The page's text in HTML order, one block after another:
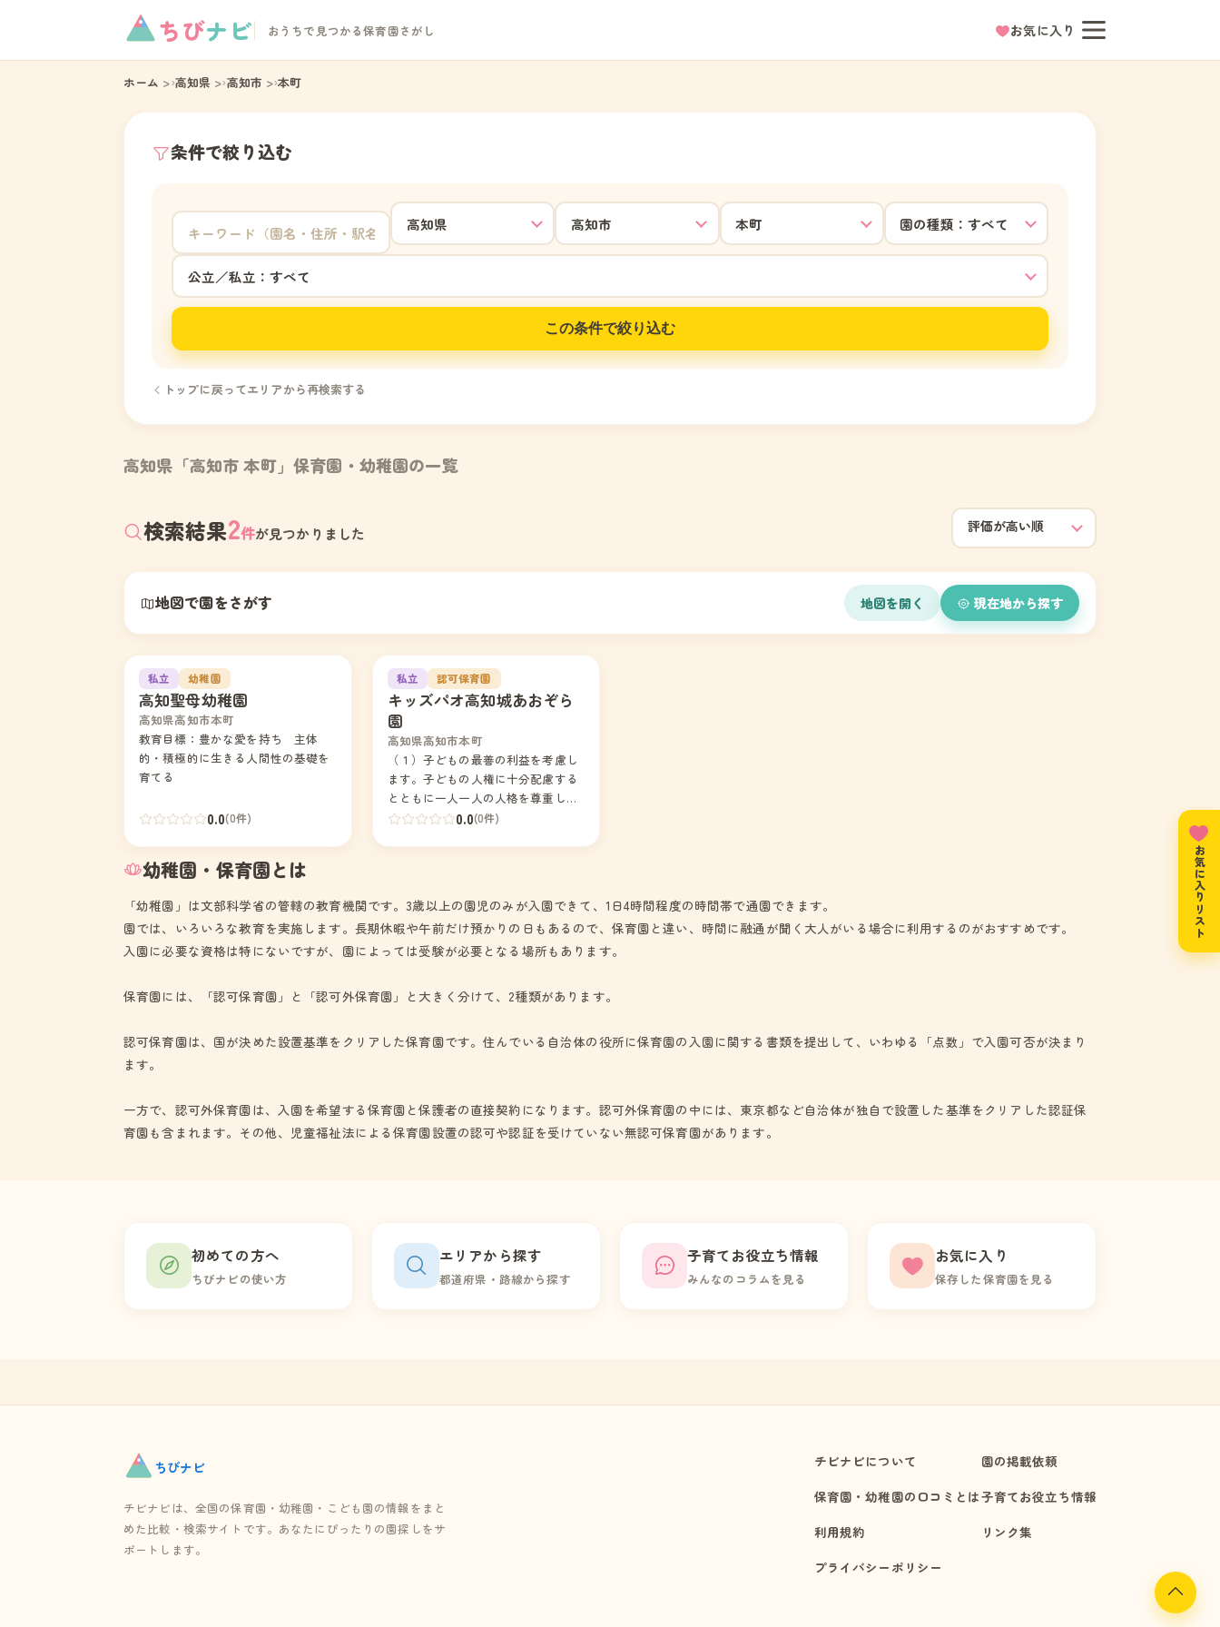
ちびナビ おうちで見つかる保育園さがし お気に入り
ホーム 高知県 高知市 本町
条件で絞り込む
この条件で絞り込む
トップに戻ってエリアから再検索する
高知県「高知市 本町」保育園・幼稚園の一覧
検索結果2件が見つかりました
地図で園をさがす 地図を開く 現在地から探す
1私立 幼稚園
高知聖母幼稚園
高知県高知市本町
教育目標：豊かな愛を持ち 主体
的・積極的に生きる人間性の基礎を
育てる
0.0(0件)
2私立 認可保育園
キッズパオ高知城あおぞら
園
高知県高知市本町
（１）子どもの最善の利益を考慮し
ます。子どもの人権に十分配慮する
とともに一人一人の人格を尊重し幸
せを第一に考えます。
0.0(0件)
幼稚園・保育園とは
「幼稚園」は文部科学省の管轄の教育機関です。3歳以上の園児のみが入園できて、1日4時間程度の時間帯で通園できます。
園では、いろいろな教育を実施します。長期休暇や午前だけ預かりの日もあるので、保育園と違い、時間に融通が聞く大人がいる場合に利用するのがおすすめです。
入園に必要な資格は特にないですが、園によっては受験が必要となる場所もあります。
保育園には、「認可保育園」と「認可外保育園」と大きく分けて、2種類があります。
認可保育園は、国が決めた設置基準をクリアした保育園です。住んでいる自治体の役所に保育園の入園に関する書類を提出して、いわゆる「点数」で入園可否が決まり
ます。
一方で、認可外保育園は、入園を希望する保育園と保護者の直接契約になります。認可外保育園の中には、東京都など自治体が独自で設置した基準をクリアした認証保
育園も含まれます。その他、児童福祉法による保育園設置の認可や認証を受けていない無認可保育園があります。
初めての方へ
ちびナビの使い方
エリアから探す
都道府県・路線から探す
子育てお役立ち情報
みんなのコラムを見る
お気に入り
保存した保育園を見る
ちびナビ
チビナビは、全国の保育園・幼稚園・こども園の情報をまと
めた比較・検索サイトです。あなたにぴったりの園探しをサ
ポートします。
チビナビについて
保育園・幼稚園の口コミとは
利用規約
プライバシーポリシー
園の掲載依頼
子育てお役立ち情報
リンク集
お気に入りリスト